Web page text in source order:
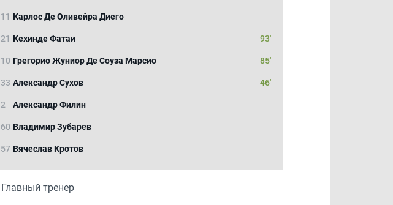
11 Карлос Де Оливейра Диего
21 Кехинде Фатаи 93'
10 Грегорио Жуниор Де Соуза Марсио 85'
33 Александр Сухов 46'
2 Александр Филин
60 Владимир Зубарев
57 Вячеслав Кротов
Главный тренер